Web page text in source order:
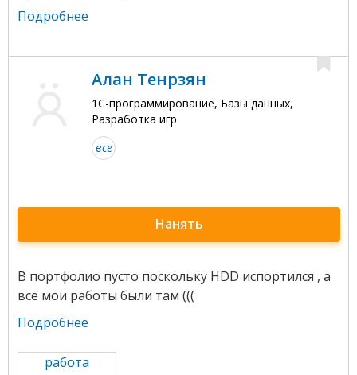
Подробнее
Алан Тенрзян
1С-программирование, Базы данных,
Разработка игр
все
Нанять
В портфолио пусто поскольку HDD испортился , а
все мои работы были там (((
Подробнее
работа